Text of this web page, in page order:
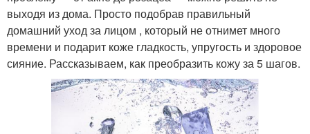
выходя из дома. Просто подобрав правильный
домашний уход за лицом , который не отнимет много
времени и подарит коже гладкость, упругость и здоровое
сияние. Рассказываем, как преобразить кожу за 5 шагов.